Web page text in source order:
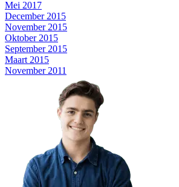
Mei 2017
December 2015
November 2015
Oktober 2015
September 2015
Maart 2015
November 2011